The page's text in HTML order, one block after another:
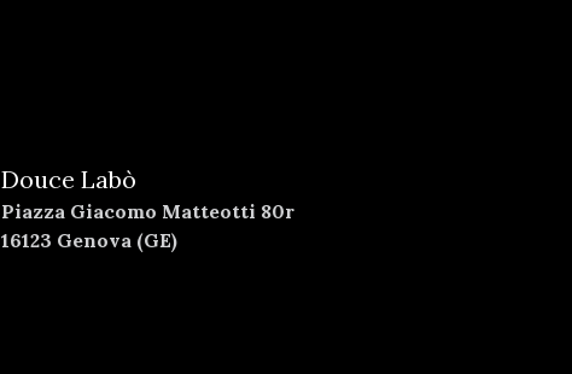
Douce Labò
Piazza Giacomo Matteotti 80r
16123 Genova (GE)